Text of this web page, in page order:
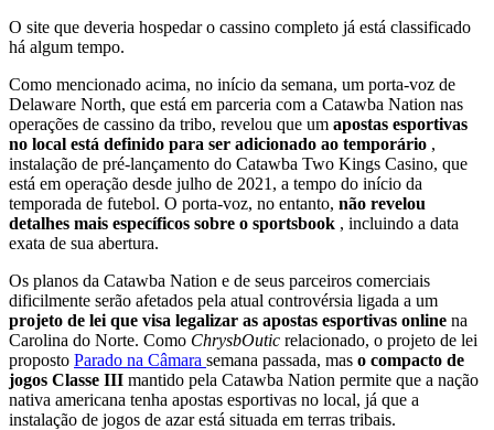
O site que deveria hospedar o cassino completo já está classificado
há algum tempo.
Como mencionado acima, no início da semana, um porta-voz de
Delaware North, que está em parceria com a Catawba Nation nas
operações de cassino da tribo, revelou que um apostas esportivas
no local está definido para ser adicionado ao temporário ,
instalação de pré-lançamento do Catawba Two Kings Casino, que
está em operação desde julho de 2021, a tempo do início da
temporada de futebol. O porta-voz, no entanto, não revelou
detalhes mais específicos sobre o sportsbook , incluindo a data
exata de sua abertura.
Os planos da Catawba Nation e de seus parceiros comerciais
dificilmente serão afetados pela atual controvérsia ligada a um
projeto de lei que visa legalizar as apostas esportivas online na
Carolina do Norte. Como ChrysbOutic relacionado, o projeto de lei
proposto Parado na Câmara semana passada, mas o compacto de
jogos Classe III mantido pela Catawba Nation permite que a nação
nativa americana tenha apostas esportivas no local, já que a
instalação de jogos de azar está situada em terras tribais.